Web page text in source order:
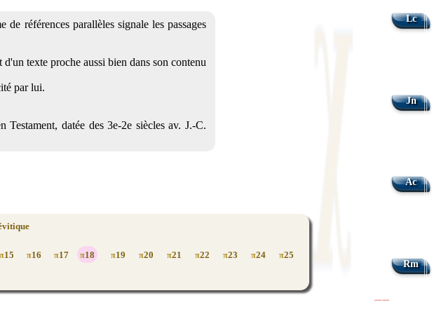
références parallèles signale les passages
texte proche aussi bien dans son contenu
par lui.
datée des 3e-2e siècles av. J.-C.
π15 π16 π17 π18 π19 π20 π21 π22 π23 π24 π25
Lc
Jn
Ac
Rm
||